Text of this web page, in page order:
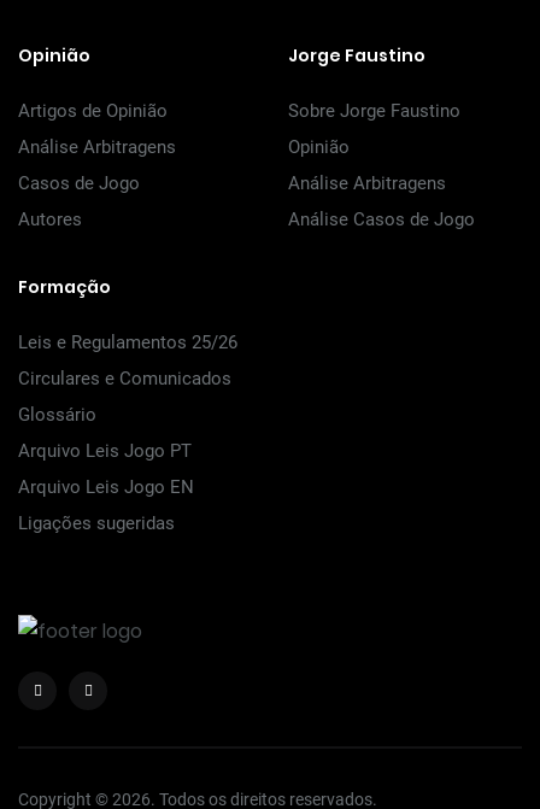
Opinião
Artigos de Opinião
Análise Arbitragens
Casos de Jogo
Autores
Jorge Faustino
Sobre Jorge Faustino
Opinião
Análise Arbitragens
Análise Casos de Jogo
Formação
Leis e Regulamentos 25/26
Circulares e Comunicados
Glossário
Arquivo Leis Jogo PT
Arquivo Leis Jogo EN
Ligações sugeridas
Copyright © 2026. Todos os direitos reservados.